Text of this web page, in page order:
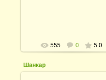
555 0 5.0
Шанкар